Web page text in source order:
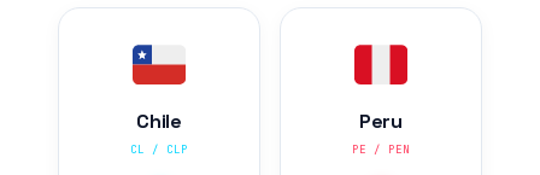
Chile
CL / CLP
Peru
PE / PEN